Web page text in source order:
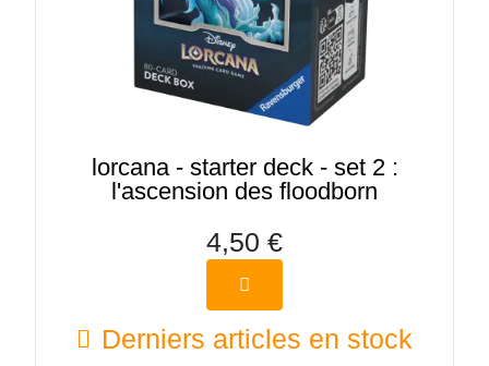
lorcana - starter deck - set 2 :
l'ascension des floodborn
4,50 €
Derniers articles en stock